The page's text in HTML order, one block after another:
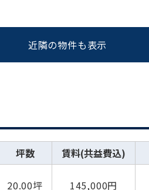
近隣の物件も表示
坪数 賃料(共益費込)
20.00坪 145,000円